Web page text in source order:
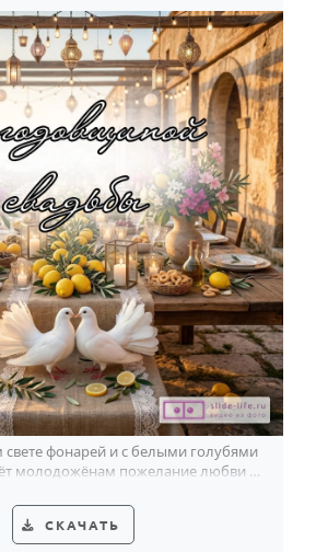
свете фонарей и с белыми голубями
молодожёнам пожелание любви и
СКАЧАТЬ